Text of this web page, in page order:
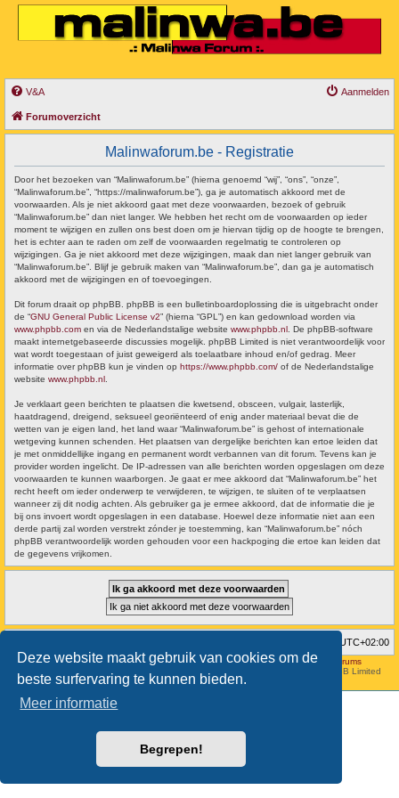
Deze website maakt gebruik van cookies om de
beste surfervaring te kunnen bieden.
Meer informatie
Begrepen!
V&A Aanmelden
Forumoverzicht
Malinwaforum.be - Registratie
Door het bezoeken van “Malinwaforum.be” (hierna genoemd “wij”, “ons”, “onze”,
“Malinwaforum.be”, “https://malinwaforum.be”), ga je automatisch akkoord met de
voorwaarden. Als je niet akkoord gaat met deze voorwaarden, bezoek of gebruik
“Malinwaforum.be” dan niet langer. We hebben het recht om de voorwaarden op ieder
moment te wijzigen en zullen ons best doen om je hiervan tijdig op de hoogte te brengen,
het is echter aan te raden om zelf de voorwaarden regelmatig te controleren op
wijzigingen. Ga je niet akkoord met deze wijzigingen, maak dan niet langer gebruik van
“Malinwaforum.be”. Blijf je gebruik maken van “Malinwaforum.be”, dan ga je automatisch
akkoord met de wijzigingen en of toevoegingen.
Dit forum draait op phpBB. phpBB is een bulletinboardoplossing die is uitgebracht onder
de “GNU General Public License v2” (hierna “GPL”) en kan gedownload worden via
www.phpbb.com en via de Nederlandstalige website www.phpbb.nl . De phpBB-software
maakt internetgebaseerde discussies mogelijk. phpBB Limited is niet verantwoordelijk voor
wat wordt toegestaan of juist geweigerd als toelaatbare inhoud en/of gedrag. Meer
informatie over phpBB kun je vinden op https://www.phpbb.com/ of de Nederlandstalige
website www.phpbb.nl
Je verklaart geen berichten te plaatsen die kwetsend, obsceen, vulgair, lasterlijk,
haatdragend, dreigend, seksueel georiënteerd of enig ander materiaal bevat die de
wetten van je eigen land, het land waar “Malinwaforum.be” is gehost of internationale
wetgeving kunnen schenden. Het plaatsen van dergelijke berichten kan ertoe leiden dat
je met onmiddellijke ingang en permanent wordt verbannen van dit forum. Tevens kan je
provider worden ingelicht. De IP-adressen van alle berichten worden opgeslagen om deze
voorwaarden te kunnen waarborgen. Je gaat er mee akkoord dat “Malinwaforum.be” het
recht heeft om ieder onderwerp te verwijderen, te wijzigen, te sluiten of te verplaatsen
wanneer zij dit nodig achten. Als gebruiker ga je ermee akkoord, dat de informatie die je
bij ons invoert wordt opgeslagen in een database. Hoewel deze informatie niet aan een
derde partij zal worden verstrekt zónder je toestemming, kan “Malinwaforum.be” nóch
phpBB verantwoordelijk worden gehouden voor een hackpoging die ertoe kan leiden dat
de gegevens vrijkomen.
UTC+02:00
Hosted byAviation24.be - Latest News & Breaking Stories - Discussion Forums
® Forum Software © phpBB Limited
Nederlandse vertaling doorphpBB.nl